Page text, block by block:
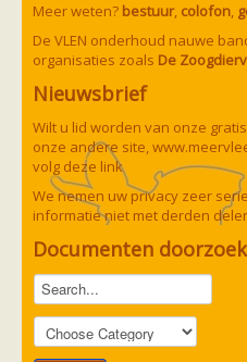
Echolocatie
Soorten
Baardvleermuis
Bechsteins vleermuis
Bosvleermuis
Bruine of gewone
Franjestaart
Gewone
Grijze
Grote rosse
Ingekorven vleermuis
Kleine en grote
Laatvlieger
Mopsvleermuis
Noordse vleermuis
Rosse vleermuis
Gewone grootoorvleermuis
Paul van Hoof
Meer weten? bestuur, colofon,
De VLEN onderhoud nauwe
organisaties zoals De
Nieuwsbrief
Wilt u lid worden van onze
onze andere site,
volg deze link
We nemen uw privacy zeer
informatie niet met derden
Documenten